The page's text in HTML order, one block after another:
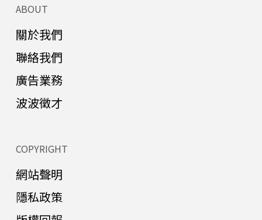
ABOUT
關於我們
聯絡我們
廣告業務
波波徵才
COPYRIGHT
網站聲明
隱私政策